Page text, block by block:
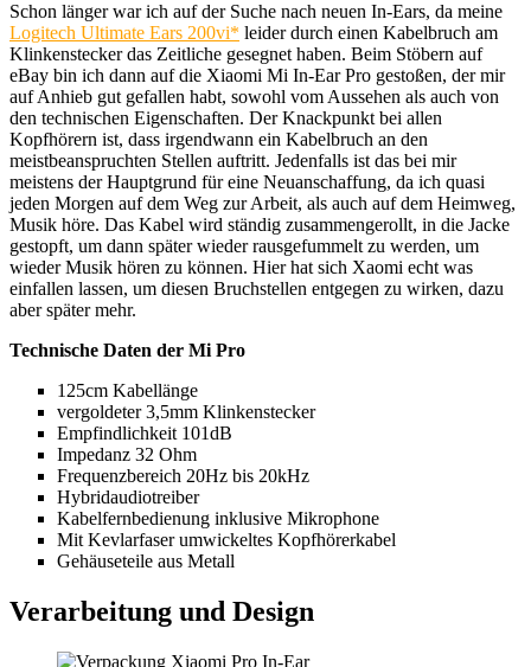
Schon länger war ich auf der Suche nach neuen In-Ears, da meine
Logitech Ultimate Ears 200vi* leider durch einen Kabelbruch am
Klinkenstecker das Zeitliche gesegnet haben. Beim Stöbern auf
eBay bin ich dann auf die Xiaomi Mi In-Ear Pro gestoßen, der mir
auf Anhieb gut gefallen habt, sowohl vom Aussehen als auch von
den technischen Eigenschaften. Der Knackpunkt bei allen
Kopfhörern ist, dass irgendwann ein Kabelbruch an den
meistbeanspruchten Stellen auftritt. Jedenfalls ist das bei mir
meistens der Hauptgrund für eine Neuanschaffung, da ich quasi
jeden Morgen auf dem Weg zur Arbeit, als auch auf dem Heimweg,
Musik höre. Das Kabel wird ständig zusammengerollt, in die Jacke
gestopft, um dann später wieder rausgefummelt zu werden, um
wieder Musik hören zu können. Hier hat sich Xaomi echt was
einfallen lassen, um diesen Bruchstellen entgegen zu wirken, dazu
aber später mehr.
Technische Daten der Mi Pro
125cm Kabellänge
vergoldeter 3,5mm Klinkenstecker
Empfindlichkeit 101dB
Impedanz 32 Ohm
Frequenzbereich 20Hz bis 20kHz
Hybridaudiotreiber
Kabelfernbedienung inklusive Mikrophone
Mit Kevlarfaser umwickeltes Kopfhörerkabel
Gehäuseteile aus Metall
Verarbeitung und Design